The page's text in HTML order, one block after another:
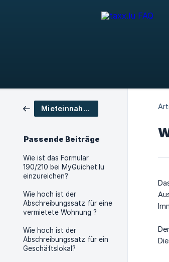
Mieteinnahmen
Passende Beiträge
Wie ist das Formular
190/210 bei MyGuichet.lu
einzureichen?
Wie hoch ist der
Abschreibungssatz für eine
vermietete Wohnung ?
Wie hoch ist der
Abschreibungssatz für ein
Geschäftslokal?